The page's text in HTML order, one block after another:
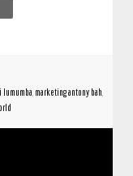
lumumba marketing antony bah